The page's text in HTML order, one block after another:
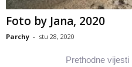
Foto by Jana, 2020
Parchy - stu 28, 2020
Prethodne vijesti